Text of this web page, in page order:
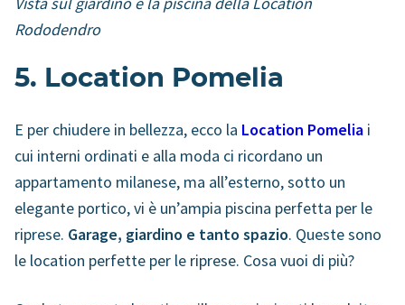
Rododendro
5. Location Pomelia
E per chiudere in bellezza, ecco la Location Pomelia i
cui interni ordinati e alla moda ci ricordano un
appartamento milanese, ma all’esterno, sotto un
elegante portico, vi è un’ampia piscina perfetta per le
riprese. Garage, giardino e tanto spazio. Queste sono
le location perfette per le riprese. Cosa vuoi di più?